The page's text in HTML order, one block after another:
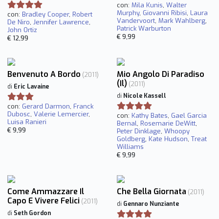
con: Bradley Cooper, Robert
De Niro, Jennifer Lawrence,
John Ortiz
€ 12,99
con: Mila Kunis, Walter
Murphy, Giovanni Ribisi, Laura
Vandervoort, Mark Wahlberg,
Patrick Warburton
€ 9,99
Benvenuto A Bordo (2011)
di Eric Lavaine
con: Gerard Darmon, Franck
Dubosc, Valerie Lemercier,
Luisa Ranieri
€ 9,99
Mio Angolo Di Paradiso
(Il) (2011)
di Nicole Kassell
con: Kathy Bates, Gael Garcia
Bernal, Rosemarie DeWitt,
Peter Dinklage, Whoopy
Goldberg, Kate Hudson, Treat
Williams
€ 9,99
Come Ammazzare Il
Capo E Vivere Felici (2011)
di Seth Gordon
Che Bella Giornata (2011)
di Gennaro Nunziante